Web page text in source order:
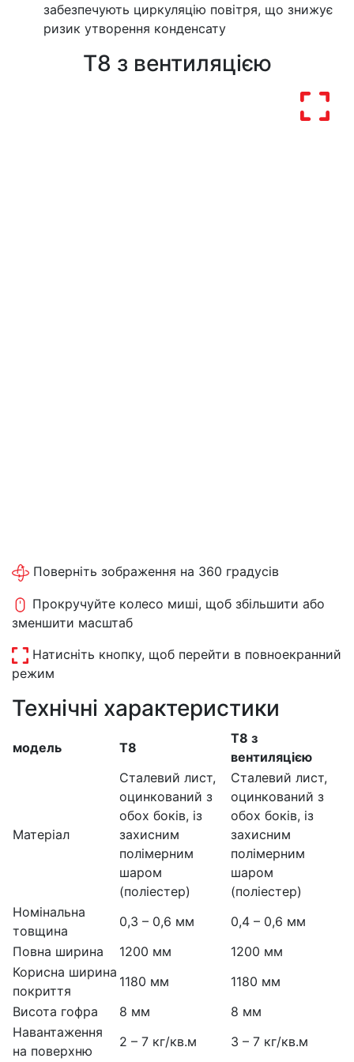
забезпечують циркуляцію повітря, що знижує
ризик утворення конденсату
T8 з вентиляцією
Поверніть зображення на 360 градусів
Прокручуйте колесо миші, щоб збільшити або
зменшити масштаб
Натисніть кнопку, щоб перейти в повноекранний
режим
Технічні характеристики
модель T8
T8 з
вентиляцією
Матеріал
Сталевий лист,
оцинкований з
обох боків, із
захисним
полімерним
шаром
(поліестер)
Сталевий лист,
оцинкований з
обох боків, із
захисним
полімерним
шаром
(поліестер)
Номінальна
товщина
0,3 – 0,6 мм
0,4 – 0,6 мм
Повна ширина
1200 мм
1200 мм
Корисна ширина
покриття
1180 мм
1180 мм
Висота гофра
8 мм
8 мм
Навантаження
на поверхню
2 – 7 кг/кв.м 3 – 7 кг/кв.м